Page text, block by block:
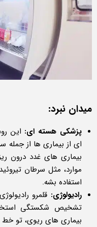
میدان نبرد:
پزشکی هسته ای: این
ای از بیماری ها از جمله
بیماری های غدد درون
موارد، مثل سرطان
استفاده بشه.
رادیولوژی: قلمرو
تشخیص شکستگی
بیماری های ریوی، تو خط